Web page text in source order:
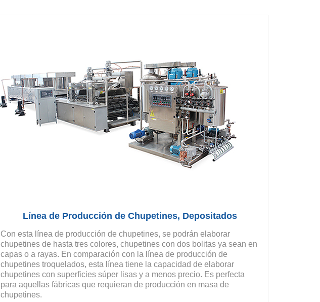
Línea de Producción de Chupetines, Depositados
Con esta línea de producción de chupetines, se podrán elaborar
chupetines de hasta tres colores, chupetines con dos bolitas ya sean en
capas o a rayas. En comparación con la línea de producción de
chupetines troquelados, esta línea tiene la capacidad de elaborar
chupetines con superficies súper lisas y a menos precio. Es perfecta
para aquellas fábricas que requieran de producción en masa de
chupetines.